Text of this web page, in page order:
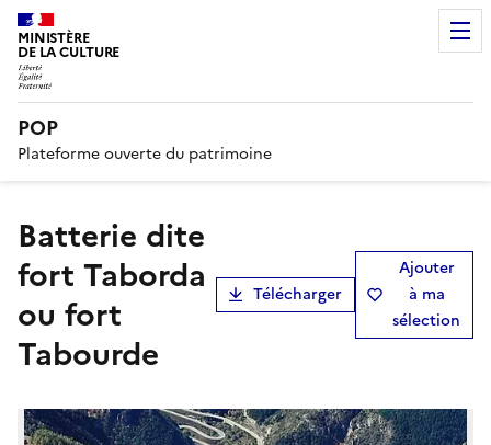
MINISTÈRE
DE LA CULTURE
POP
Plateforme ouverte du patrimoine
batterie dite
fort Taborda
ou fort
Tabourde
Télécharger
Ajouter
à ma
sélection